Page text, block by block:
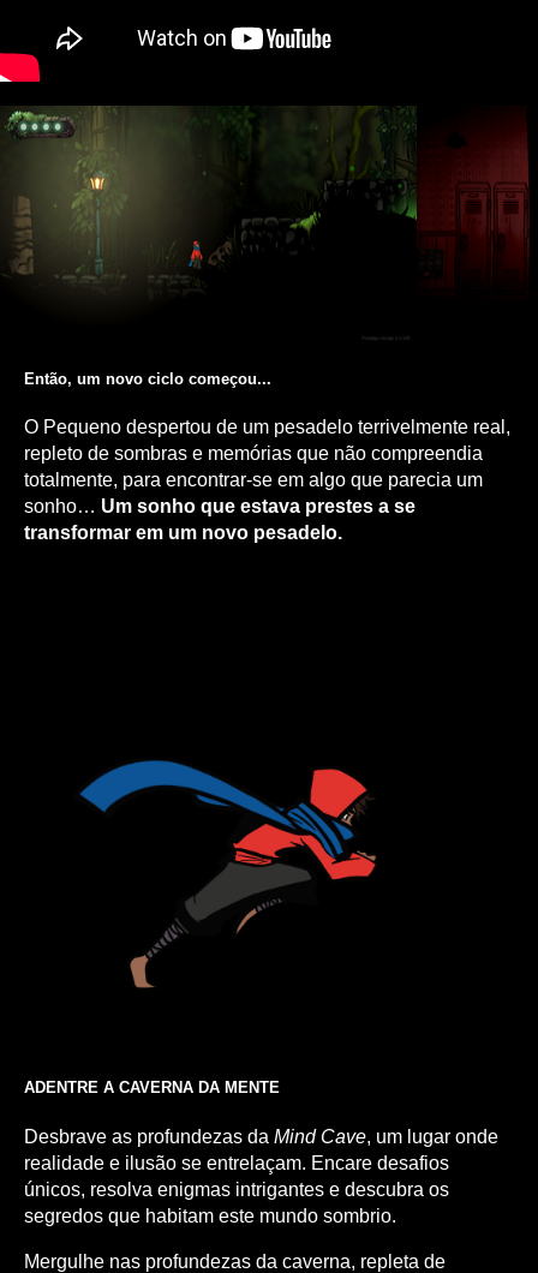
Então, um novo ciclo começou...
O Pequeno despertou de um pesadelo terrivelmente real,
repleto de sombras e memórias que não compreendia
totalmente, para encontrar-se em algo que parecia um
sonho… Um sonho que estava prestes a se
transformar em um novo pesadelo.
ADENTRE A CAVERNA DA MENTE
Desbrave as profundezas da Mind Cave, um lugar onde
realidade e ilusão se entrelaçam. Encare desafios
únicos, resolva enigmas intrigantes e descubra os
segredos que habitam este mundo sombrio.
Mergulhe nas profundezas da caverna, repleta de